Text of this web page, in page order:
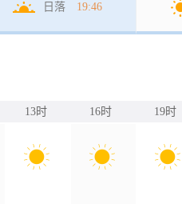
日落 19:46
13时 16时 19时